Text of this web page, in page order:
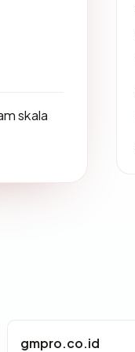
skala
gmpro.co.id